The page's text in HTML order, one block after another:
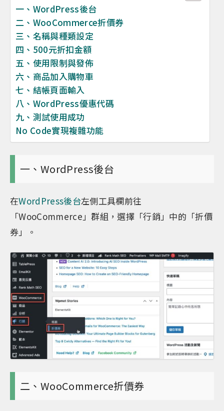
一、WordPress後台
二、WooCommerce折價券
三、名稱與種類設定
四、500元折扣金額
五、使用限制與發佈
六、商品加入購物車
七、結帳頁面輸入
八、WordPress優惠代碼
九、測試使用成功
No Code實現複雜功能
一、WordPress後台
在WordPress後台左側工具欄前往
「WooCommerce」群組，選擇「行銷」中的「折價
券」。
二、WooCommerce折價券